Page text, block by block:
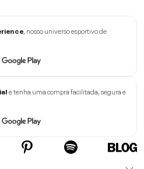
, nosso universo esportivo de
e tenha uma compra facilitada, segura e